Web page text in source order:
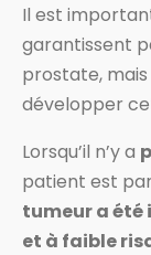
Il est
garantissent
prostate,
développer
Lorsqu’il n’y a
patient est
tumeur a
et à faible